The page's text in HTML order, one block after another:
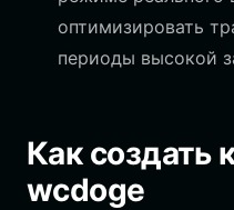
оптимизировать
периоды высокой
Как создать
wcdoge